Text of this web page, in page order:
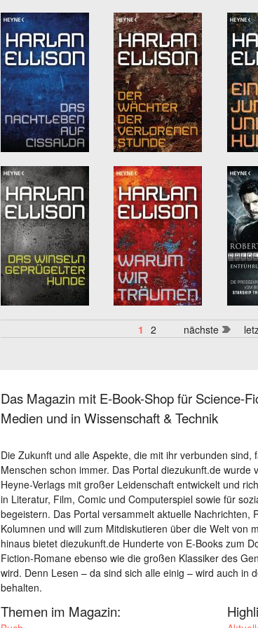
1 2 nächste
Das Magazin mit E-Book-Shop für Science-
Medien und in Wissenschaft & Technik
Die Zukunft und alle Aspekte, die mit ihr verbunden sind,
Menschen schon immer. Das Portal diezukunft.de wurde
Heyne-Verlags mit großer Leidenschaft entwickelt und
in Literatur, Film, Comic und Computerspiel sowie für
begeistern. Das Portal versammelt aktuelle Nachrichten,
Kolumnen und will zum Mitdiskutieren über die Welt von
hinaus bietet diezukunft.de Hunderte von E-Books zum
Fiction-Romane ebenso wie die großen Klassiker des
wird. Denn Lesen – da sind sich alle einig – wird auch in
behalten.
Themen im Magazin: